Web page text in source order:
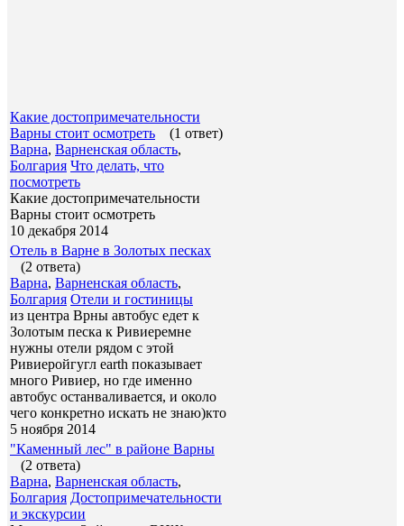
Какие достопримечательности
Варны стоит осмотреть
(1 ответ)
Варна, Варненская область,
Болгария Что делать, что
посмотреть
Какие достопримечательности
Варны стоит осмотреть
10 декабря 2014
Отель в Варне в Золотых песках
(2 ответа)
Варна, Варненская область,
Болгария Отели и гостиницы
из центра Врны автобус едет к
Золотым песка к Ривиеремне
нужны отели рядом с этой
Ривиеройгугл earth показывает
много Ривиер, но где именно
автобус останваливается, и около
чего конкретно искать не знаю)кто
5 ноября 2014
"Каменный лес" в районе Варны
(2 ответа)
Варна, Варненская область,
Болгария Достопримечательности
и экскурсии